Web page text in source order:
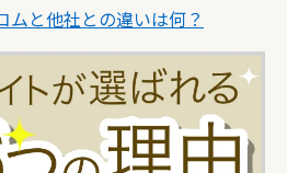
ムと他社との違いは何？